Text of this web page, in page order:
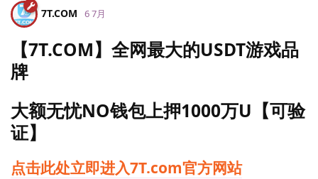
7T.​COM 6 7月
【7T.COM】全网最大的USDT游戏品
牌
大额无忧NO钱包上押1000万U【可验
证】
点击此处立即进入7T.com官方网站